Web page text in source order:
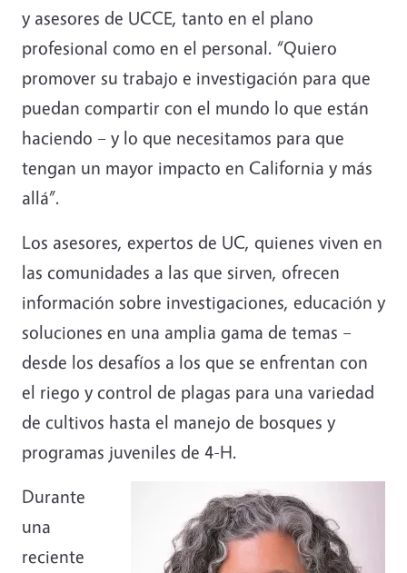
y asesores de UCCE, tanto en el plano
profesional como en el personal. “Quiero
promover su trabajo e investigación para que
puedan compartir con el mundo lo que están
haciendo – y lo que necesitamos para que
tengan un mayor impacto en California y más
allá”.
Los asesores, expertos de UC, quienes viven en
las comunidades a las que sirven, ofrecen
información sobre investigaciones, educación y
soluciones en una amplia gama de temas –
desde los desafíos a los que se enfrentan con
el riego y control de plagas para una variedad
de cultivos hasta el manejo de bosques y
programas juveniles de 4-H.
Durante
una
reciente